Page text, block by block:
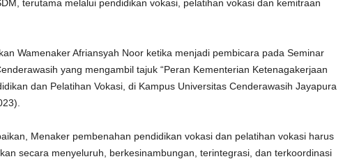
terutama melalui pendidikan vokasi, pelatihan vokasi dan kemitraan
Wamenaker Afriansyah Noor ketika menjadi pembicara pada Seminar
yang mengambil tajuk “Peran Kementerian Ketenagakerjaan
dan Pelatihan Vokasi, di Kampus Universitas Cenderawasih Jayapura
Menaker pembenahan pendidikan vokasi dan pelatihan vokasi harus
secara menyeluruh, berkesinambungan, terintegrasi, dan terkoordinasi